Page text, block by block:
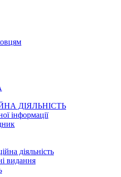
ДІЯЛЬНІСТЬ
інформації
діяльність
видання